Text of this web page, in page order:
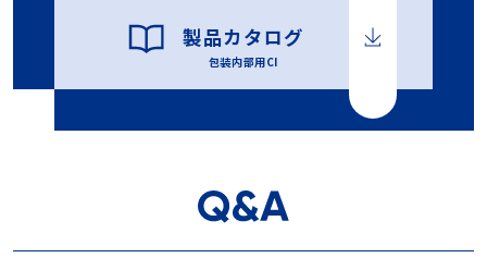
製品カタログ
包装内部用CI